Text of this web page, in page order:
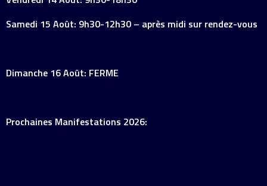
Samedi 15 Août: 9h30-12h30 – après midi sur rendez-vous
Dimanche 16 Août: FERME
Prochaines Manifestations 2026: